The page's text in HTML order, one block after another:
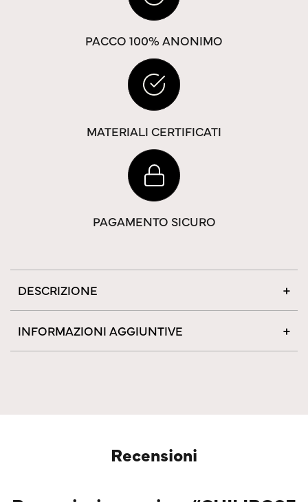
PACCO 100% ANONIMO
MATERIALI CERTIFICATI
PAGAMENTO SICURO
DESCRIZIONE
INFORMAZIONI AGGIUNTIVE
Recensioni